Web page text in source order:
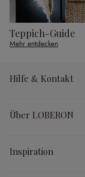
Teppich-Guide
Mehr entdecken
Hilfe & Kontakt
Über LOBERON
Inspiration